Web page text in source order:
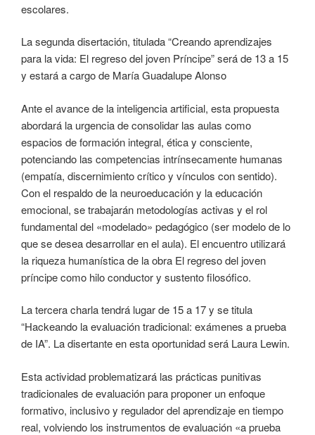
escolares.
La segunda disertación, titulada “Creando aprendizajes
para la vida: El regreso del joven Príncipe” será de 13 a 15
y estará a cargo de María Guadalupe Alonso
Ante el avance de la inteligencia artificial, esta propuesta
abordará la urgencia de consolidar las aulas como
espacios de formación integral, ética y consciente,
potenciando las competencias intrínsecamente humanas
(empatía, discernimiento crítico y vínculos con sentido).
Con el respaldo de la neuroeducación y la educación
emocional, se trabajarán metodologías activas y el rol
fundamental del «modelado» pedagógico (ser modelo de lo
que se desea desarrollar en el aula). El encuentro utilizará
la riqueza humanística de la obra El regreso del joven
príncipe como hilo conductor y sustento filosófico.
La tercera charla tendrá lugar de 15 a 17 y se titula
“Hackeando la evaluación tradicional: exámenes a prueba
de IA”. La disertante en esta oportunidad será Laura Lewin.
Esta actividad problematizará las prácticas punitivas
tradicionales de evaluación para proponer un enfoque
formativo, inclusivo y regulador del aprendizaje en tiempo
real, volviendo los instrumentos de evaluación «a prueba